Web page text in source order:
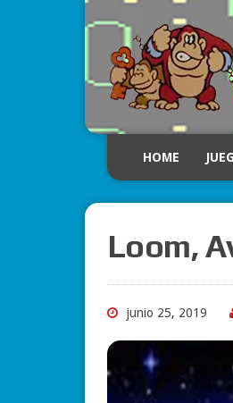
HOME
Loom,
junio 25, 2019